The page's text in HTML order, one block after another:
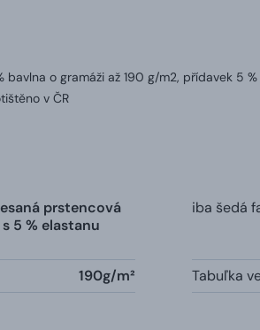
bavlna o gramáži až 190 g/m2, přídavek 5
v ČR
prstencová
5 % elastanu
iba šedá
190g/m² Tabuľka